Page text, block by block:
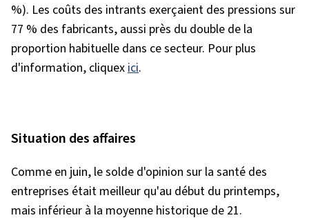
%). Les coûts des intrants exerçaient des pressions sur
77 % des fabricants, aussi près du double de la
proportion habituelle dans ce secteur. Pour plus
d'information, cliquex ici.
Situation des affaires
Comme en juin, le solde d'opinion sur la santé des
entreprises était meilleur qu'au début du printemps,
mais inférieur à la moyenne historique de 21.